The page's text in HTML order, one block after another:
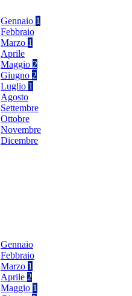
Gennaio 1
Febbraio
Marzo 1
Aprile
Maggio 2
Giugno 2
Luglio 1
Agosto
Settembre
Ottobre
Novembre
Dicembre
Gennaio
Febbraio
Marzo 1
Aprile 2
Maggio 1